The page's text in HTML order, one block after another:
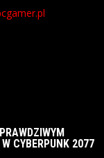
CYBERPUNK 2077